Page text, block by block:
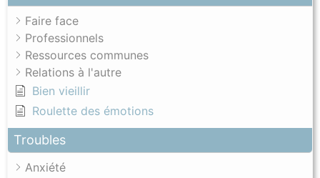
Faire face
Professionnels
Ressources communes
Relations à l'autre
Bien vieillir
Roulette des émotions
Troubles
Anxiété